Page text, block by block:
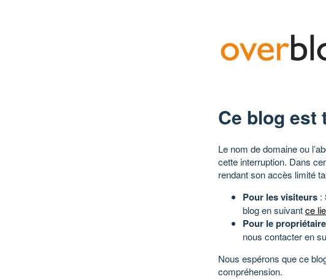
Ce blog est
Le nom de domaine ou
cette interruption. Dans
rendant son accès limité
Pour les visiteurs :
blog en suivantce
Pour le propriétaire
nous contacter en
Nous espérons que ce
compréhension.